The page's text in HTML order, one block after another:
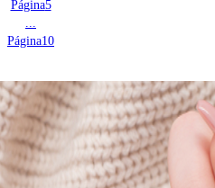
Página5
...
Página10